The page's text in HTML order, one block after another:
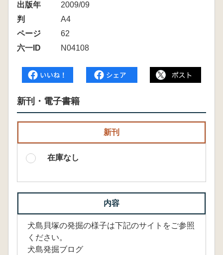
出版年
2009/09
判
A4
ページ
62
六一ID
N04108
新刊・電子書籍
新刊
在庫なし
内容
犬島貝塚の発掘の様子は下記のサイトをご参照
ください。
犬島発掘ブログ